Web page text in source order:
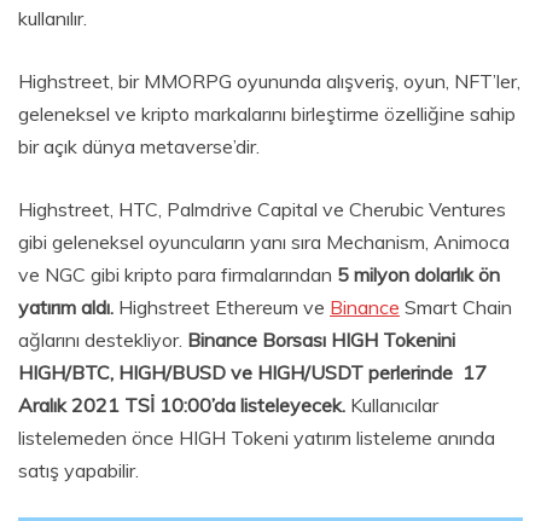
kullanılır.
Highstreet, bir MMORPG oyununda alışveriş, oyun, NFT’ler,
geleneksel ve kripto markalarını birleştirme özelliğine sahip
bir açık dünya metaverse’dir.
Highstreet, HTC, Palmdrive Capital ve Cherubic Ventures
gibi geleneksel oyuncuların yanı sıra Mechanism, Animoca
ve NGC gibi kripto para firmalarından 5 milyon dolarlık ön
yatırım aldı. Highstreet Ethereum ve Binance Smart Chain
ağlarını destekliyor. Binance Borsası HIGH Tokenini
HIGH/BTC, HIGH/BUSD ve HIGH/USDT perlerinde 17
Aralık 2021 TSİ 10:00’da listeleyecek. Kullanıcılar
listelemeden önce HIGH Tokeni yatırım listeleme anında
satış yapabilir.